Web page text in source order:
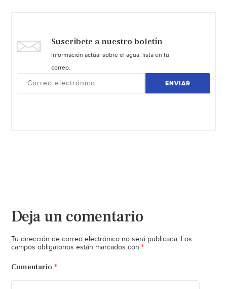
Suscríbete a nuestro boletín
Información actual sobre el agua, lista en tu
correo.
ENVIAR
Deja un comentario
Tu dirección de correo electrónico no será publicada. Los
campos obligatorios están marcados con *
Comentario *